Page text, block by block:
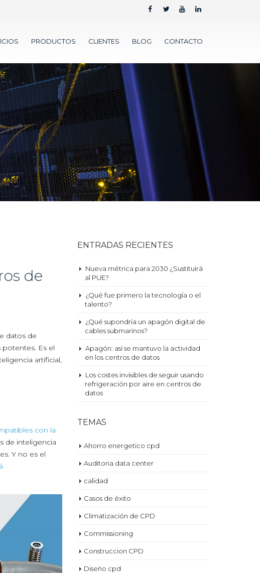
PRODUCTOS CLIENTES BLOG CONTACTO
de
datos de
Es el
artificial,
con la
de inteligencia
Y no es el
ENTRADAS RECIENTES
Nueva métrica para 2030 ¿Sustituirá
al PUE?
¿Qué fue primero la tecnología o el
talento?
¿Qué supondría un apagón digital de
cables submarinos?
Apagón: así se mantuvo la actividad
en los centros de datos
Los costes invisibles de seguir usando
refrigeración por aire en centros de
datos
TEMAS
Ahorro energetico cpd
Auditoria data center
calidad
Casos de éxito
Climatización de CPD
Commissioning
Construccion CPD
Diseño cpd